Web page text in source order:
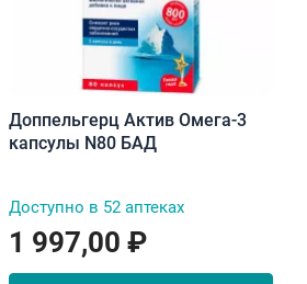
Доппельгерц Актив Омега-3
капсулы N80 БАД
Доступно в 52 аптеках
1 997,00 ₽